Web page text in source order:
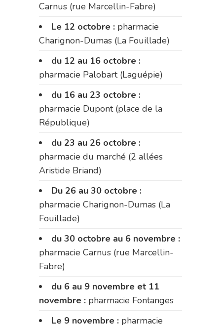
Carnus (rue Marcellin-Fabre)
Le 12 octobre : pharmacie
Charignon-Dumas (La Fouillade)
du 12 au 16 octobre :
pharmacie Palobart (Laguépie)
du 16 au 23 octobre :
pharmacie Dupont (place de la
République)
du 23 au 26 octobre :
pharmacie du marché (2 allées
Aristide Briand)
Du 26 au 30 octobre :
pharmacie Charignon-Dumas (La
Fouillade)
du 30 octobre au 6 novembre :
pharmacie Carnus (rue Marcellin-
Fabre)
du 6 au 9 novembre et 11
novembre : pharmacie Fontanges
Le 9 novembre : pharmacie